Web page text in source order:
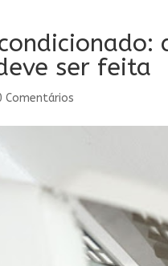
ser feita
Comentários